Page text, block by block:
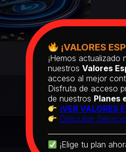
¡VALORES
¡Hemos
nuestros Valores
acceso al mejor
Disfruta de acceso
de nuestros Planes
¡VER VALORES
Descubrir
¡Elige tu plan